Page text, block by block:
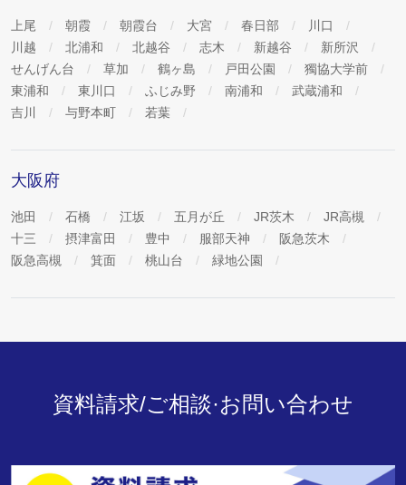
上尾 朝霞 朝霞台 大宮 春日部
川口
川越
北浦和 北越谷 志木 新越谷
新所沢
せんげん台
草加 鶴ヶ島 戸田公園
獨協大学前
東浦和
東川口 ふじみ野 南浦和
武蔵浦和
吉川
与野本町 若葉
大阪府
池田 石橋 江坂 五月が丘 JR茨木
JR高槻
十三
摂津富田 豊中 服部天神
阪急茨木
阪急高槻
箕面 桃山台 緑地公園
資料請求/ご相談·お問い合わせ